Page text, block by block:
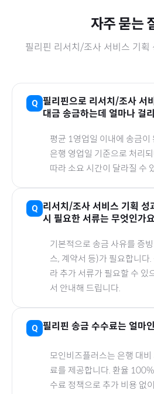
자주 묻는
필리핀 리서치/조사 서비스 기획
필리핀으로 리서치/조사 서
대금 송금하는데 얼마나 걸
평균 1영업일 이내에 송금이
은행 영업일 기준으로 처리
따라 소요 시간이 달라질 수
리서치/조사 서비스 기획 성
시 필요한 서류는 무엇인가
기본적으로 송금 사유를 증
스, 계약서 등)가 필요합니다
라 추가 서류가 필요할 수 있
서 안내해 드립니다.
필리핀 송금 수수료는 얼마
모인비즈플러스는 은행 대
료를 제공합니다. 환율
수료 정책으로 추가 비용 없